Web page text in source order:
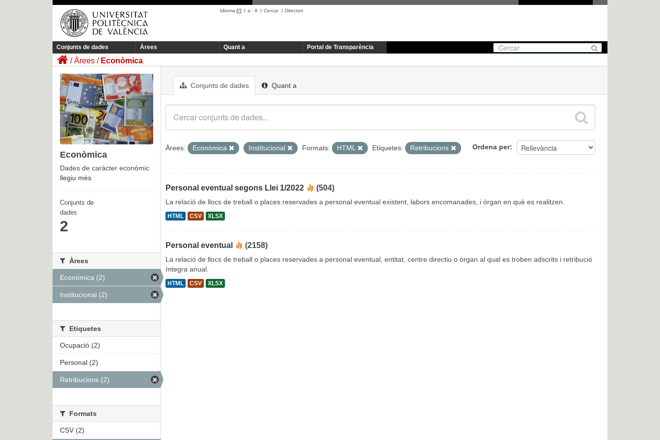
Idioma I a ·A I CercarI Directori
Conjunts de dades Àrees Quant a Portal de Transparència
Àrees Econòmica
Conjunts de dades Quant a
Ordena per
Àrees: Econòmica Institucional Formats: HTML Etiquetes: Retribucions
Personal eventual segons Llei 1/2022 (504)
La relació de llocs de treball o places reservades a personal eventual existent, labors encomanades, i òrgan en què es realitzen.
HTML CSV XLSX
Personal eventual (2158)
La relació de llocs de treball o places reservades a personal eventual, entitat, centre directiu o òrgan al qual es troben adscrits i retribució
íntegra anual.
HTML CSV XLSX
Econòmica
Dades de caràcter econòmic
llegiu més
Conjunts de
dades
2
Àrees
Econòmica (2)
Institucional (2)
Etiquetes
Ocupació (2)
Personal (2)
Retribucions (2)
Formats
CSV (2)